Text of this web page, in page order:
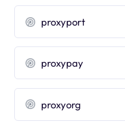
proxyport
proxypay
proxyorg